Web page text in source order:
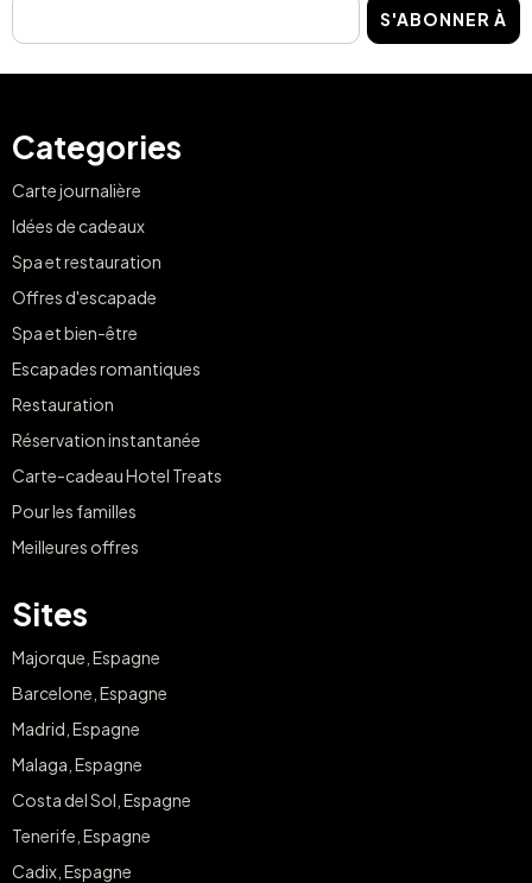
S'ABONNER À
Categories
Carte journalière
Idées de cadeaux
Spa et restauration
Offres d'escapade
Spa et bien-être
Escapades romantiques
Restauration
Réservation instantanée
Carte-cadeau Hotel Treats
Pour les familles
Meilleures offres
Sites
Majorque, Espagne
Barcelone, Espagne
Madrid, Espagne
Malaga, Espagne
Costa del Sol, Espagne
Tenerife, Espagne
Cadix, Espagne